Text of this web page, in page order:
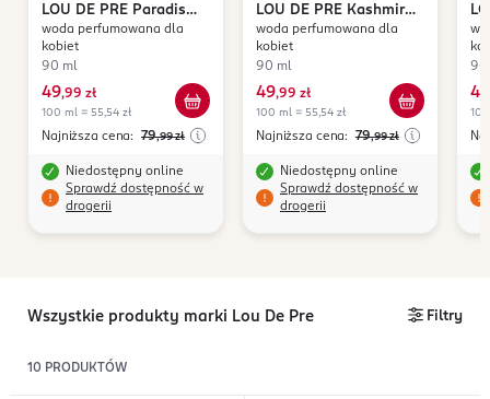
LOU DE PRE Paradis
Vanille
woda perfumowana dla
kobiet
90 ml
49,99 zł
100 ml = 55,54 zł
Najniższa cena: 79,99 zł
Niedostępny online
Sprawdź dostępność w
drogerii
LOU DE PRE Kashmir
Pink
woda perfumowana dla
kobiet
90 ml
49,99 zł
100 ml = 55,54 zł
Najniższa cena: 79,99 zł
Niedostępny online
Sprawdź dostępność w
drogerii
90
49
Wszystkie produkty marki Lou De Pre Filtry
10 PRODUKTÓW